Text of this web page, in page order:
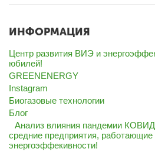
ИНФОРМАЦИЯ
Центр развития ВИЭ и
юбилей!
GREENENERGY
Instagram
Биогазовые технологии
Блог
Анализ влияния пандемии
средние предприятия,
энергоэффекивности!